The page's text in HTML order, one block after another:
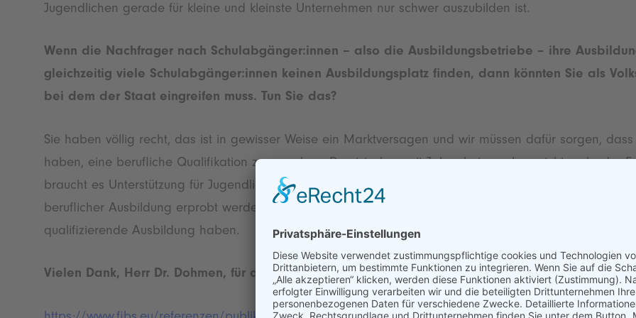
Jugendlichen gerade für kleine und kleinste Unternehmen nur schwer auszubilden ist.
Wenn die Nachfrager nach Schulabgänger:innen – also die Ausbildungsbetriebe – ihre
gleichzeitig viele Schulabgänger:innen keinen Ausbildungsplatz finden, dann könnten Sie als
bei dem der Staat eingreifen muss. Tun Sie das?
Sie haben völlig recht, das ist in gewisser Weise ein Marktversagen und wir müssen dafür sorgen,
haben, eine berufliche Qualifikation zu erwerben. Das ist aber seit Jahrzehnten schon nicht mehr der
braucht es Unterstützung für Jugendliche und auch für kleinere Unternehmen. Außerdem sollte man
beruflicher Ausbildung erprobt werden. Hier sollen diejenigen einen Ausbildungsplatz erhalten, die
qualifizierende Ausbildung haben.
Vielen Dank, Herr Dr. Dohmen, für das Gespräch!